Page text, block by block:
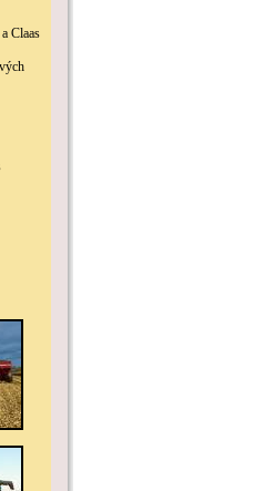
Claas